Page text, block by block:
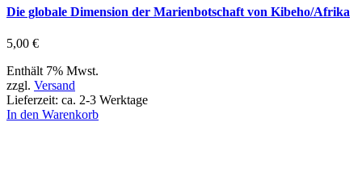
Die globale Dimension der Marienbotschaft von Kibeho/Afrika
5,00 €
Enthält 7% Mwst.
zzgl. Versand
Lieferzeit: ca. 2-3 Werktage
In den Warenkorb